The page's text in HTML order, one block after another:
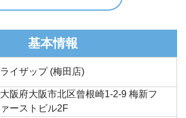
基本情報
ライザップ (梅田店)
大阪府大阪市北区曾根崎1-2-9 梅新フ
ァーストビル2F